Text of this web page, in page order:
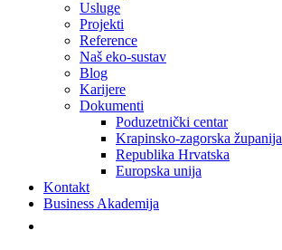
Usluge
Projekti
Reference
Naš eko-sustav
Blog
Karijere
Dokumenti
Poduzetnički centar
Krapinsko-zagorska županija
Republika Hrvatska
Europska unija
Kontakt
Business Akademija